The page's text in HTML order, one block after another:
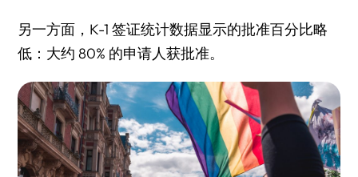
另一方面，K-1 签证统计数据显示的批准百分比略
低：大约 80% 的申请人获批准。